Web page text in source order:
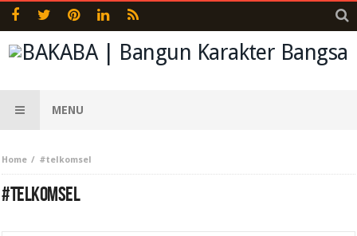
MENU
Home #telkomsel
#TELKOMSEL